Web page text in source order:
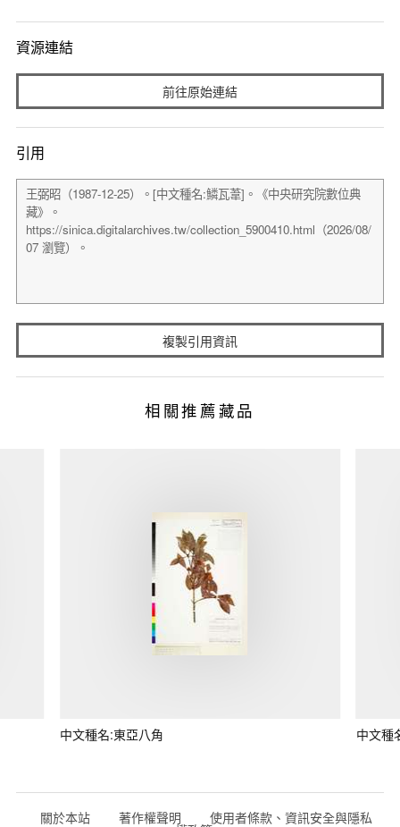
資源連結
前往原始連結
引用
複製引用資訊
相關推薦藏品
中文種名:東亞八角 中文種
關於本站 著作權聲明 使用者條款、資訊安全與隱私